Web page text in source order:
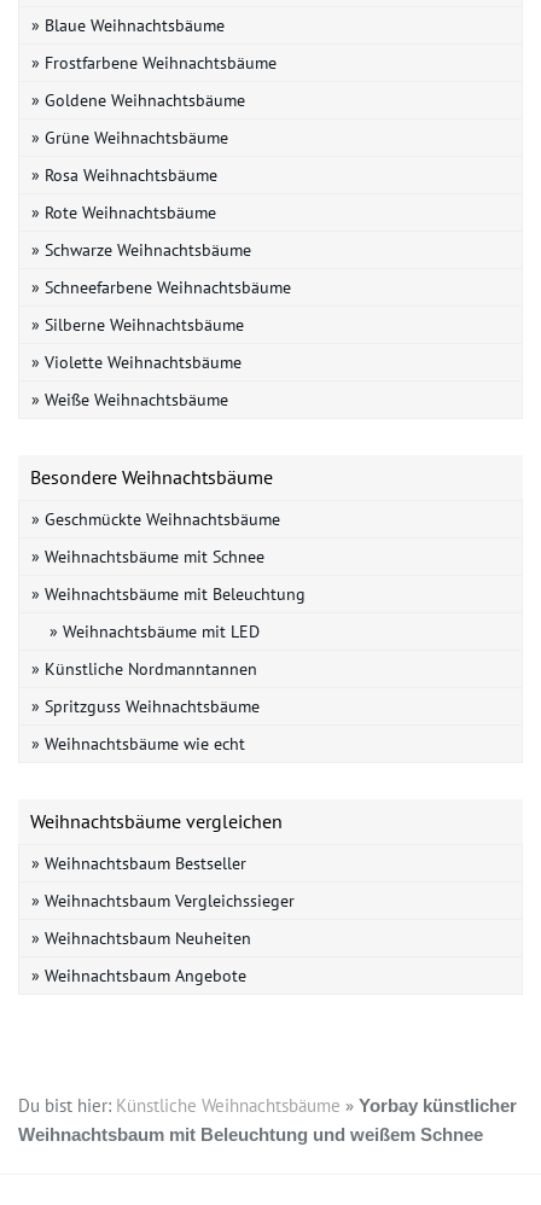
» Blaue Weihnachtsbäume
» Frostfarbene Weihnachtsbäume
» Goldene Weihnachtsbäume
» Grüne Weihnachtsbäume
» Rosa Weihnachtsbäume
» Rote Weihnachtsbäume
» Schwarze Weihnachtsbäume
» Schneefarbene Weihnachtsbäume
» Silberne Weihnachtsbäume
» Violette Weihnachtsbäume
» Weiße Weihnachtsbäume
Besondere Weihnachtsbäume
» Geschmückte Weihnachtsbäume
» Weihnachtsbäume mit Schnee
» Weihnachtsbäume mit Beleuchtung
» Weihnachtsbäume mit LED
» Künstliche Nordmanntannen
» Spritzguss Weihnachtsbäume
» Weihnachtsbäume wie echt
Weihnachtsbäume vergleichen
» Weihnachtsbaum Bestseller
» Weihnachtsbaum Vergleichssieger
» Weihnachtsbaum Neuheiten
» Weihnachtsbaum Angebote
Du bist hier: Künstliche Weihnachtsbäume » Yorbay künstlicher
Weihnachtsbaum mit Beleuchtung und weißem Schnee